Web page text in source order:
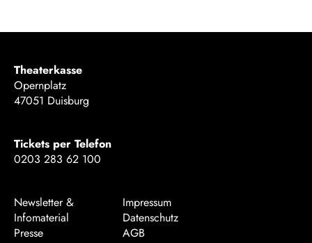
Theaterkasse
Opernplatz
47051 Duisburg
Tickets per Telefon
0203 283 62 100
Newsletter &
Infomaterial
Presse
Impressum
Datenschutz
AGB